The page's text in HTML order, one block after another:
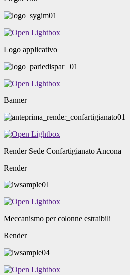
Logo applicativo
Banner
Render Sede Confartigianato Ancona
Render
Meccanismo per colonne estraibili
Render